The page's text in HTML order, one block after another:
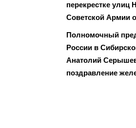
перекрестке улиц
Советской Армии
Полномочный
России в
Анатолий
поздравление